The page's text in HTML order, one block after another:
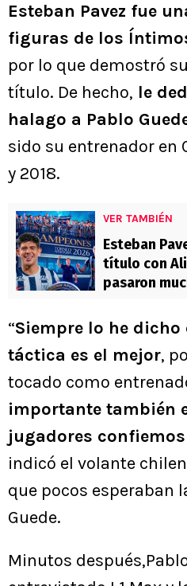
Esteban Pavez fue
figuras de los
por lo que demostró
título. De hecho, le
halago a Pablo
sido su entrenador en
y 2018.
VER TAMBIÉN
Esteban
título con
pasaron
“Siempre lo he dicho
táctica es el mejor,
tocado como
importante también
jugadores
indicó el volante
que pocos esperaban
Guede.
Minutos